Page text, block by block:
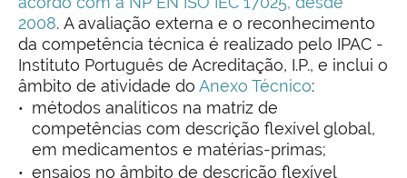
2008. A avaliação externa e o reconhecimento
da competência técnica é realizado pelo IPAC -
Instituto Português de Acreditação, I.P., e inclui o
âmbito de atividade do Anexo Técnico:
métodos analíticos na matriz de
competências com descrição flexível global,
em medicamentos e matérias-primas;
ensaios no âmbito de descrição flexível